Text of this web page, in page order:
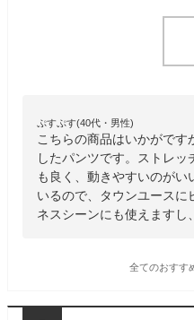
ぷすぷす(40代・男性)
こちらの商品はいかがで
したパンツです。ストレ
も良く、動きやすいのがい
いるので、タウンユースに
ネスシーンにも使えますし
全てのおすす